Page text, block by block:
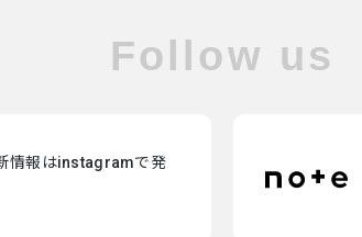
Follow us
情報はinstagramで発